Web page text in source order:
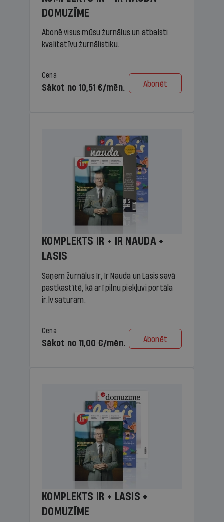
DOMUZĪME
Abonē visus mūsu žurnālus un atbalsti
kvalitatīvu žurnālistiku.
Cena
Sākot no 10,51 €/mēn. Abonēt
KOMPLEKTS IR + IR NAUDA +
LASIS
Saņem žurnālus Ir, Ir Nauda un Lasis savā
pastkastītē, kā arī pilnu piekļuvi portāla
ir.lv saturam.
Cena
Sākot no 11,00 €/mēn. Abonēt
KOMPLEKTS IR + LASIS +
DOMUZĪME